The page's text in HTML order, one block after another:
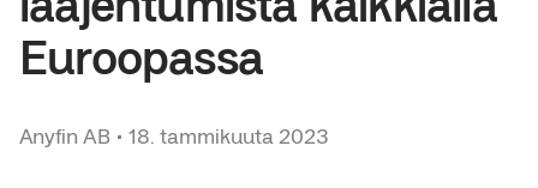
Euroopassa
Anyfin AB • 18. tammikuuta 2023